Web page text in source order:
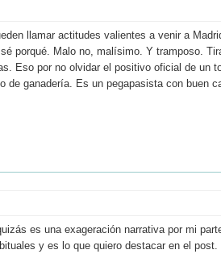
llamar actitudes valientes a venir a
porqué. Malo no, malísimo. Y tramposo.
Eso por no olvidar el positivo oficial de un
de ganadería. Es un pegapasista con buen
es una exageración narrativa por mi
y es lo que quiero destacar en el